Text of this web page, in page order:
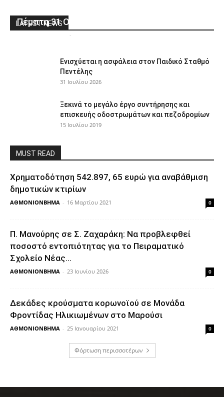
LATEST NEWS
Πέμπτη 31 Οκτωβρίου 2019
-
Ενισχύεται η ασφάλεια στον Παιδικό Σταθμό
Πεντέλης
31 Ιουλίου 2026
Ξεκινά το μεγάλο έργο συντήρησης και
επισκευής οδοστρωμάτων και πεζοδρομίων
15 Ιουλίου 2019
MUST READ
Χρηματοδότηση 542.897, 65 ευρώ για αναβάθμιση
δημοτικών κτιρίων
ΑΘΜΟΝΙΟΝΒΗΜΑ - 16 Μαρτίου 2021 0
Π. Μανούρης σε Σ. Ζαχαράκη: Να προβλεφθεί
ποσοστό εντοπιότητας για το Πειραματικό
Σχολείο Νέας...
ΑΘΜΟΝΙΟΝΒΗΜΑ - 23 Ιουνίου 2026 0
Δεκάδες κρούσματα κορωνοϊού σε Μονάδα
Φροντίδας Ηλικιωμένων στο Μαρούσι
ΑΘΜΟΝΙΟΝΒΗΜΑ - 25 Ιανουαρίου 2021 0
Φόρτωση περισσοτέρων